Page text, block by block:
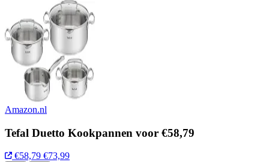
Amazon.nl
Tefal Duetto Kookpannen voor €58,79
€58,79 €73,99